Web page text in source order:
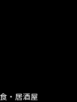
・居酒屋